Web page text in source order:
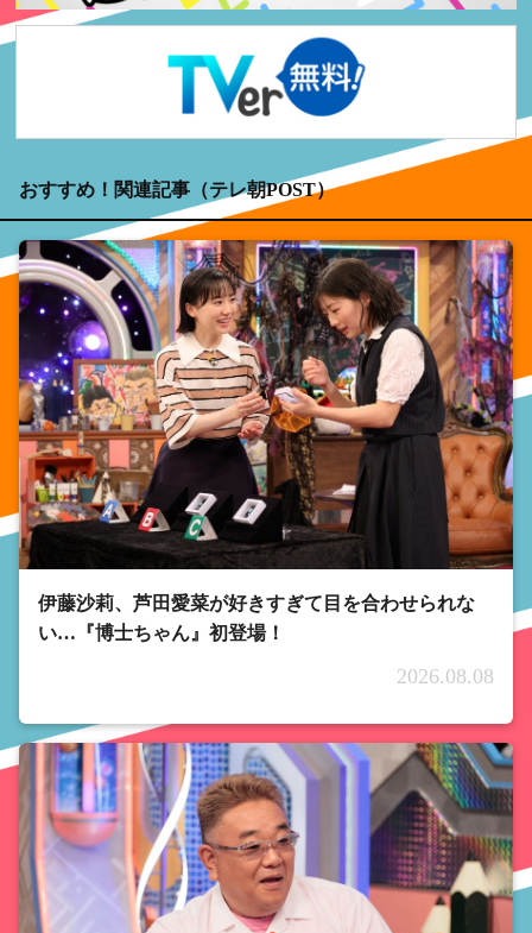
おすすめ！関連記事（テレ朝POST）
伊藤沙莉、芦田愛菜が好きすぎて目を合わせられな
い…『博士ちゃん』初登場！
2026.08.08